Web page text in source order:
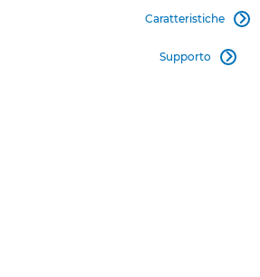
Caratteristiche 
Supporto 